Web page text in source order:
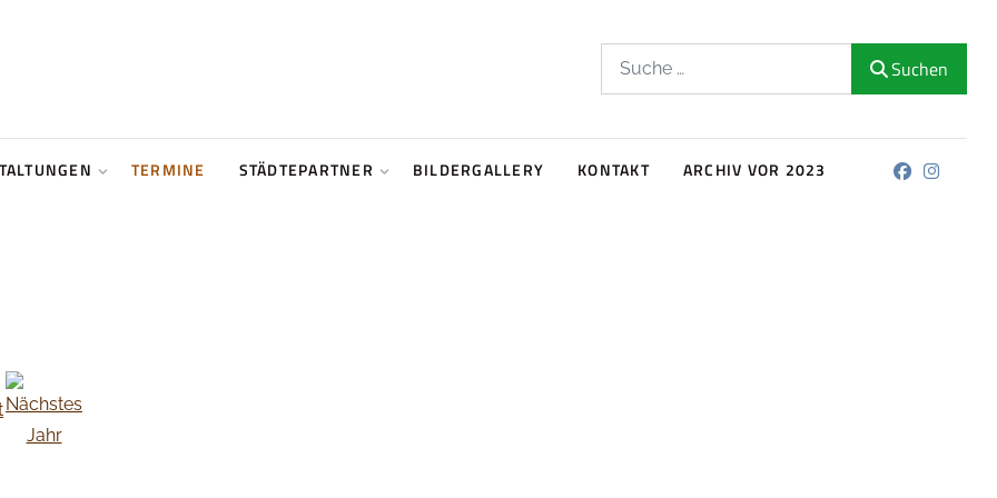
Suchen
TERMINE STÄDTEPARTNER BILDERGALLERY KONTAKT ARCHIV VOR 2023